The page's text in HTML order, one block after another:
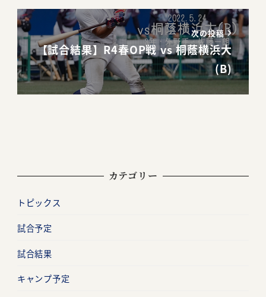
次の投稿
【試合結果】R4春OP戦 vs 桐蔭横浜大
(B)
カテゴリー
トピックス
試合予定
試合結果
キャンプ予定